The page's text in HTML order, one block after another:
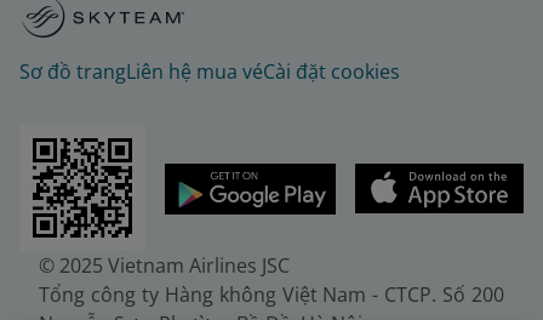
Sơ đồ trangLiên hệ mua véCài đặt cookies
© 2025 Vietnam Airlines JSC
Tổng công ty Hàng không Việt Nam - CTCP. Số 200